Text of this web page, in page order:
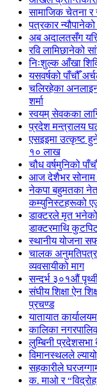
सामाजिक चेतना र
पत्रकार न्यौपानेको
अब अदालतसँग
रवि लामिछानेको
निःशुल्क आँखा
यसवर्षको पाँचौँ
चलिरहेका
शर्मा
स्वयम् सेवकका
प्रदेश मन्त्रालय
एसइइमा उत्कृष्ट
१० लाख
चौध वर्षमुनिको
आज देशैभर सोनाम
नेकपा बहुमतका
कम्युनिस्टहरूको
डाक्टरले मृत भनेको
डाक्टरमाथि
स्थानीय योजना
चालक अनुमतिपत्र
व्यवसायीको माग
सन्दर्भ ३०१औं
संघीय शिक्षा ऐन
प्रचण्ड
यातायात
कालिका
लुम्बिनी
विमानस्थलले
सहकारीले
क. माओ र